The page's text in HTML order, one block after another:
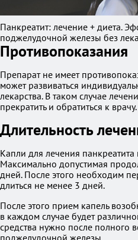
Панкреатит: лечение + диета.
поджелудочной железы без
Противопоказания
Препарат не имеет
может развиваться
лекарства. В таком случае
прекратить и обратиться к врачу.
Длительность
Капли для лечения панкреатита
Максимально допустимая
дней. После этого необходим
длиться не менее 3 дней.
После этого прием капель
в каждом случае будет
средства нужно после полного
поджелудочной железы.